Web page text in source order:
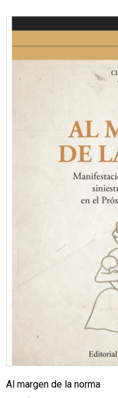
Al margen de la norma